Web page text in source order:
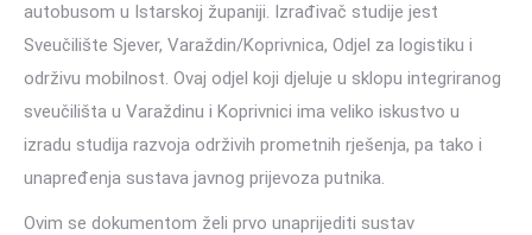
autobusom u Istarskoj županiji. Izrađivač studije jest
Sveučilište Sjever, Varaždin/Koprivnica, Odjel za logistiku i
održivu mobilnost. Ovaj odjel koji djeluje u sklopu integriranog
sveučilišta u Varaždinu i Koprivnici ima veliko iskustvo u
izradu studija razvoja održivih prometnih rješenja, pa tako i
unapređenja sustava javnog prijevoza putnika.
Ovim se dokumentom želi prvo unaprijediti sustav